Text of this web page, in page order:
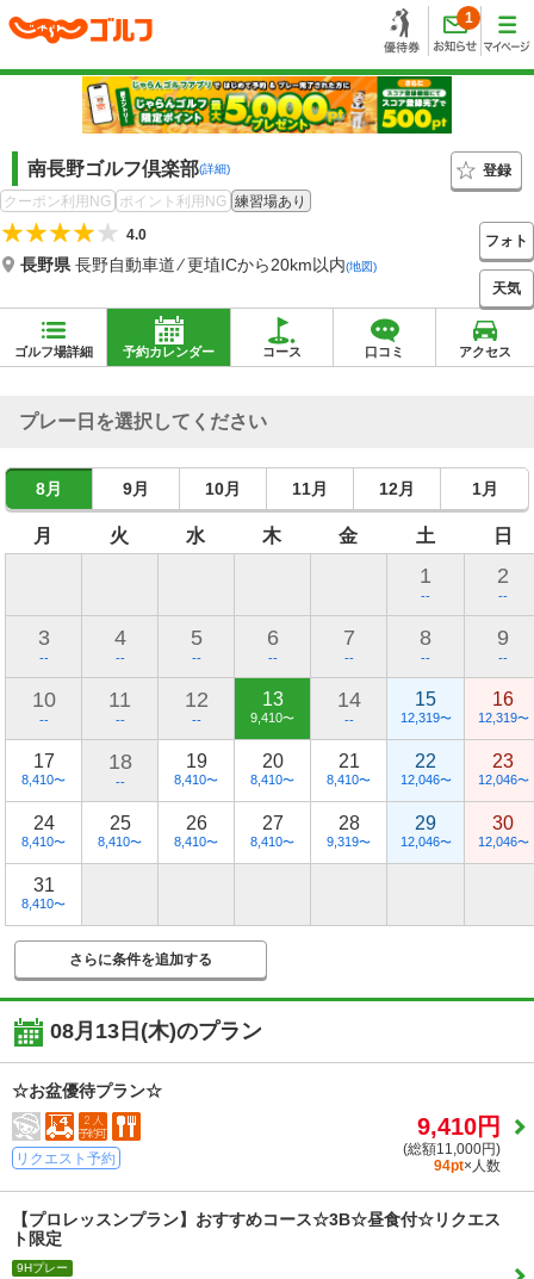
1
南長野ゴルフ倶楽部(詳細)
登録
クーポン利用NG
ポイント利用NG 練習場あり
4.0
長野県長野自動車道 ⁄ 更埴ICから20km以内(地図)
フォト
天気
ゴルフ場詳細 予約カレンダー コース 口コミ アクセス
プレー日を選択してください
8月 9月 10月 11月 12月 1月
月 火 水 木 金 土 日
1
--
2
--
3
--
4
--
5
--
6
--
7
--
8
--
9
--
10
--
11
--
12
--
13
9,410〜
14
--
15
12,319〜
16
12,319〜
17
8,410〜
18
--
19
8,410〜
20
8,410〜
21
8,410〜
22
12,046〜
23
12,046〜
24
8,410〜
25
8,410〜
26
8,410〜
27
8,410〜
28
9,319〜
29
12,046〜
30
12,046〜
31
8,410〜
さらに条件を追加する
08月13日(木)のプラン
☆お盆優待プラン☆
リクエスト予約
9,410円
(総額11,000円)
94pt×人数
【プロレッスンプラン】おすすめコース☆3B☆昼食付☆リクエス
ト限定
9Hプレー